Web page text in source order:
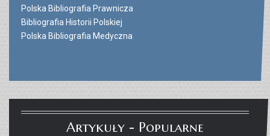
Polska Bibliografia Prawnicza
Bibliografia Historii Polskiej
Polska Bibliografia Medyczna
Artykuły - Popularne